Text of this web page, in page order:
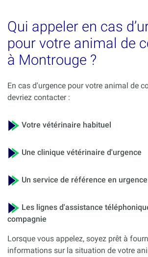
Qui appeler en cas
pour votre animal de
à Montrouge ?
En cas d'urgence pour votre animal de
devriez contacter :
Votre vétérinaire habituel
Une clinique vétérinaire d'urgence
Un service de référence en urgence
Les lignes d'assistance
compagnie
Lorsque vous appelez, soyez prêt à
informations sur la situation de votre